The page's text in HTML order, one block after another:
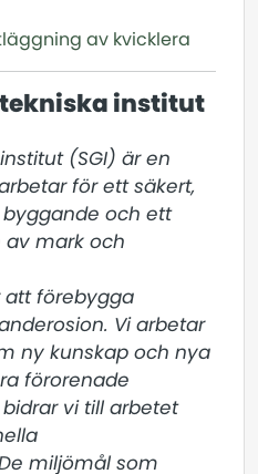
av kvicklera
institut
(SGI) är en
för ett säkert,
och ett
mark och
att förebygga
Vi arbetar
ny kunskap och nya
förorenade
vi till arbetet
miljömål som